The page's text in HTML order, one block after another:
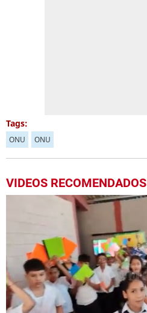
Tags:
ONU ONU
VIDEOS RECOMENDADOS